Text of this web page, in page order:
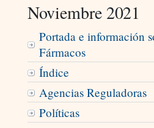
Noviembre 2021
Portada e información
Fármacos
Índice
Agencias Reguladoras
Políticas